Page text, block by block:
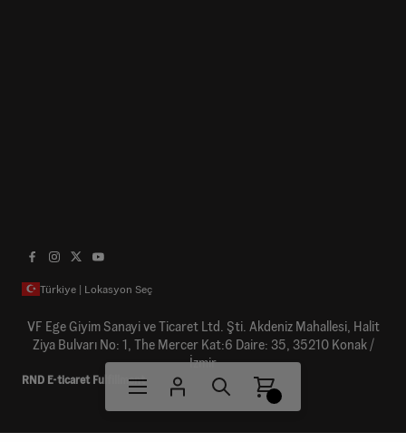
Türkiye | Lokasyon Seç
VF Ege Giyim Sanayi ve Ticaret Ltd. Şti. Akdeniz Mahallesi, Halit
Ziya Bulvarı No: 1, The Mercer Kat:6 Daire: 35, 35210 Konak /
İzmir
RND E-ticaret Fulfillment